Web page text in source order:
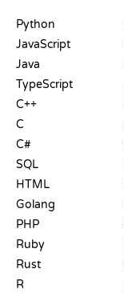
Python
JavaScript
Java
TypeScript
C++
C
C#
SQL
HTML
Golang
PHP
Ruby
Rust
R